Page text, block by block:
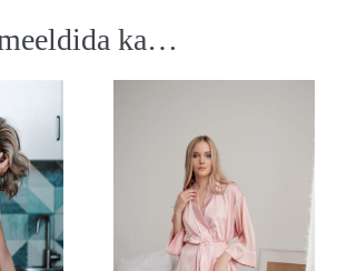
ka…